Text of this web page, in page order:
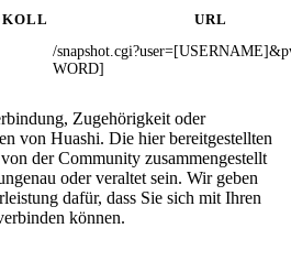
URL
/
WORD]
Zugehörigkeit oder
von Huashi. Die hier bereitgestellten
der Community zusammengestellt
oder veraltet sein. Wir geben
dafür, dass Sie sich mit Ihren
können.